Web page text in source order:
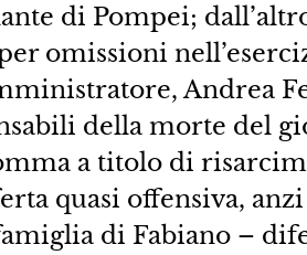
di Pompei;
omissioni
Andrea
della morte del
a titolo di
quasi offensiva,
di Fabiano –